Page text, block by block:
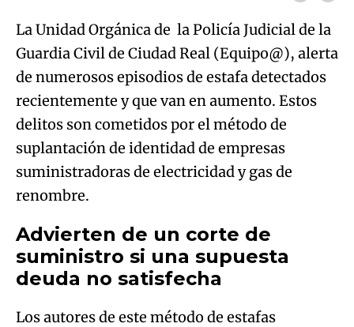
La Unidad Orgánica de la Policía Judicial de la
Guardia Civil de Ciudad Real (Equipo@), alerta
de numerosos episodios de estafa detectados
recientemente y que van en aumento. Estos
delitos son cometidos por el método de
suplantación de identidad de empresas
suministradoras de electricidad y gas de
renombre.
Advierten de un corte de
suministro si una supuesta
deuda no satisfecha
Los autores de este método de estafas